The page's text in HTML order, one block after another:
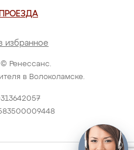
Ренессанс.
в Волоколамске.
избранное